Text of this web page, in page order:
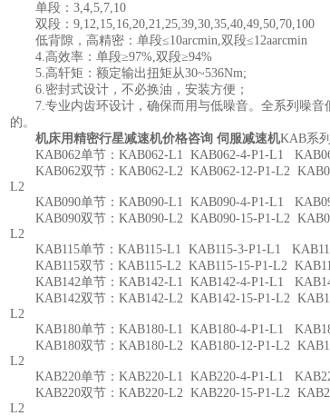
单段：3,4,5,7,10
双段：9,12,15,16,20,21,25,39,30,35,40,49,50,70,100
低背隙，高精密：单段≤10arcmin,双段≤12aarcmin
4.高效率：单段≥97%,双段≥94%
5.高轩矩：额定输出扭矩从30~536Nm;
6.密封式设计，不必换油，安装方便；
7.专业内齿环设计，确保而用与低噪音。全系列噪音
的。
机床用精密行星减速机价格咨询 伺服减速机KAB系
KAB062单节：KAB062-L1 KAB062-4-P1-L1
KAB062双节：KAB062-L2 KAB062-12-P1-L2
L2
KAB090单节：KAB090-L1 KAB090-4-P1-L1
KAB090双节：KAB090-L2 KAB090-15-P1-L2
L2
KAB115单节：KAB115-L1 KAB115-3-P1-L1
KAB115双节：KAB115-L2 KAB115-15-P1-L2
KAB142单节：KAB142-L1 KAB142-4-P1-L1
KAB142双节：KAB142-L2 KAB142-15-P1-L2
L2
KAB180单节：KAB180-L1 KAB180-4-P1-L1
KAB180双节：KAB180-L2 KAB180-12-P1-L2
L2
KAB220单节：KAB220-L1 KAB220-4-P1-L1
KAB220双节：KAB220-L2 KAB220-15-P1-L2
L2